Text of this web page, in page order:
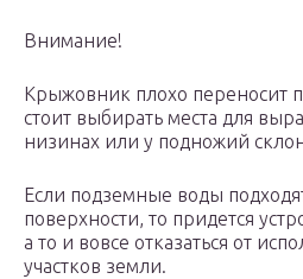
Внимание!
Крыжовник плохо переносит
стоит выбирать места для
низинах или у подножий
Если подземные воды
поверхности, то придется
а то и вовсе отказаться от
участков земли.